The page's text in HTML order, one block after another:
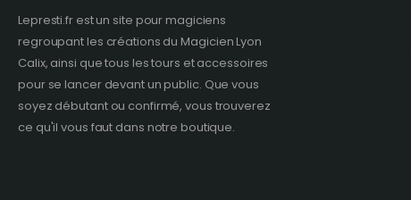
Lepresti.fr est un site pour magiciens
regroupant les créations duMagicien Lyon
Calix, ainsi que tous les tours et accessoires
pour se lancer devant un public. Que vous
soyez débutant ou confirmé, vous trouverez
ce qu'il vous faut dans notre boutique.